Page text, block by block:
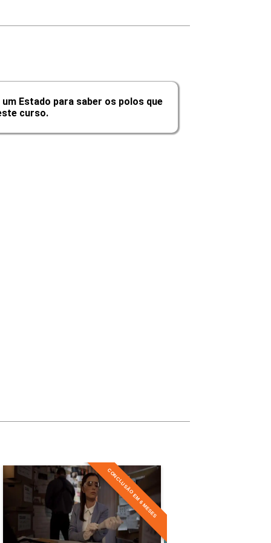
10h
10h
um Estado para saber os polos que
curso.
CONCLUSÃO EM 6 MESES
Especialização em
Criminologia
Detalhes do curso